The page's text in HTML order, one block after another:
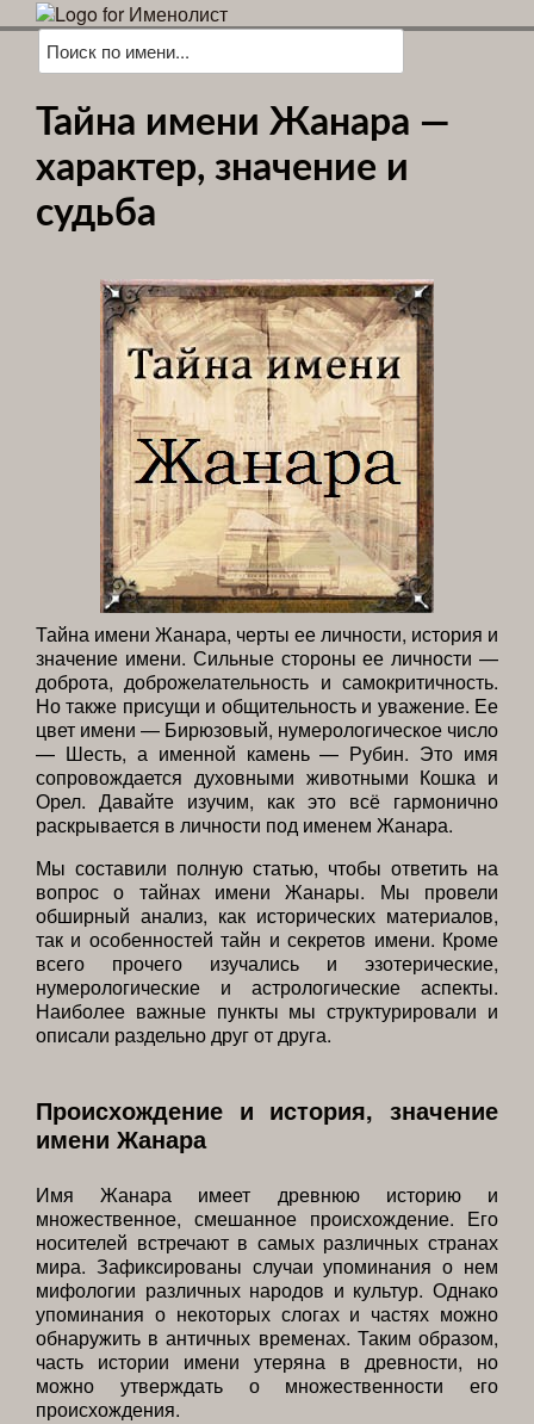
Тайна имени Жанара —
характер, значение и
судьба
Тайна имени Жанара, черты ее личности, история и
значение имени. Сильные стороны ее личности —
доброта, доброжелательность и самокритичность.
Но также присущи и общительность и уважение. Ее
цвет имени — Бирюзовый, нумерологическое число
— Шесть, а именной камень — Рубин. Это имя
сопровождается духовными животными Кошка и
Орел. Давайте изучим, как это всё гармонично
раскрывается в личности под именем Жанара.
Мы составили полную статью, чтобы ответить на
вопрос о тайнах имени Жанары. Мы провели
обширный анализ, как исторических материалов,
так и особенностей тайн и секретов имени. Кроме
всего прочего изучались и эзотерические,
нумерологические и астрологические аспекты.
Наиболее важные пункты мы структурировали и
описали раздельно друг от друга.
Происхождение и история, значение
имени Жанара
Имя Жанара имеет древнюю историю и
множественное, смешанное происхождение. Его
носителей встречают в самых различных странах
мира. Зафиксированы случаи упоминания о нем
мифологии различных народов и культур. Однако
упоминания о некоторых слогах и частях можно
обнаружить в античных временах. Таким образом,
часть истории имени утеряна в древности, но
можно утверждать о множественности его
происхождения.